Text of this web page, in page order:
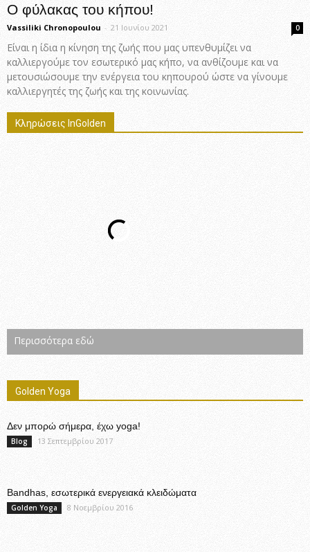
Ο φύλακας του κήπου!
Vassiliki Chronopoulou - 21 Ιουνίου 2021 0
Είναι η ίδια η κίνηση της ζωής που μας υπενθυμίζει να
καλλιεργούμε τον εσωτερικό μας κήπο, να ανθίζουμε και να
μετουσιώσουμε την ενέργεια του κηπουρού ώστε να γίνουμε
καλλιεργητές της ζωής και της κοινωνίας.
Κληρώσεις InGolden
Περισσότερα εδώ
Golden Yoga
Δεν μπορώ σήμερα, έχω yoga!
Blog 13 Σεπτεμβρίου 2017
Bandhas, εσωτερικά ενεργειακά κλειδώματα
Golden Yoga 8 Νοεμβρίου 2016